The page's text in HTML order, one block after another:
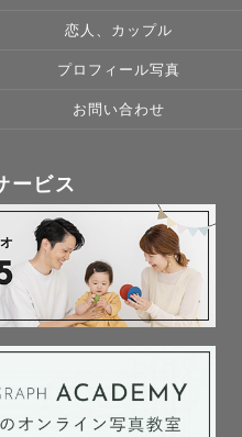
恋人、カップル
プロフィール写真
お問い合わせ
ービス